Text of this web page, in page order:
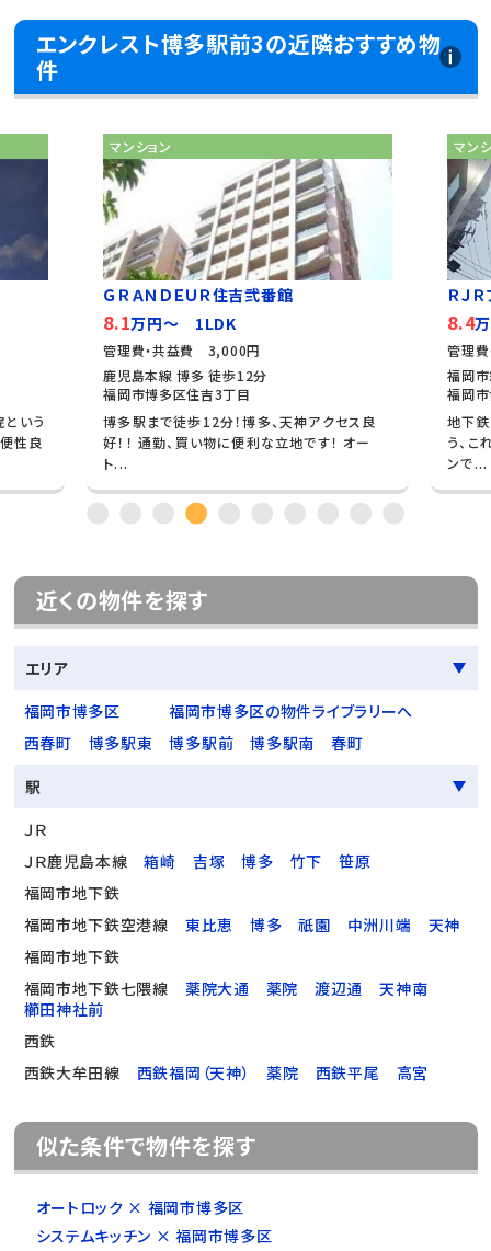
エンクレスト博多駅前3の近隣おすすめ物
件
いう
性良
マンション
ＧＲＡＮＤＥＵＲ住吉弐番館
8.1万円～ 1LDK
管理費・共益費 3,000円
鹿児島本線 博多 徒歩12分
福岡市博多区住吉3丁目
博多駅まで徒歩12分！博多、天神アクセス良
好！！ 通勤、買い物に便利な立地です！ オー
ト...
マン
ＲＪ
8.4
管理
福岡
福岡
地下
う、
ンで...
近くの物件を探す
エリア
福岡市博多区
福岡市博多区の物件ライブラリーへ
西春町
博多駅東 博多駅前 博多駅南
春町
駅
ＪＲ
ＪＲ鹿児島本線
箱崎 吉塚 博多 竹下
笹原
福岡市地下鉄
福岡市地下鉄空港線
東比恵 博多 祇園 中洲川端
天神
福岡市地下鉄
福岡市地下鉄七隈線
薬院大通 薬院 渡辺通
天神南
櫛田神社前
西鉄
西鉄大牟田線
西鉄福岡（天神） 薬院 西鉄平尾 高宮
似た条件で物件を探す
オートロック × 福岡市博多区
システムキッチン × 福岡市博多区